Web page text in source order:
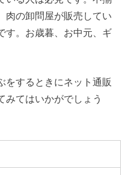
肉の卸問屋が販売してい
す。お歳暮、お中元、ギ
をするときにネット通販
みてはいかがでしょう